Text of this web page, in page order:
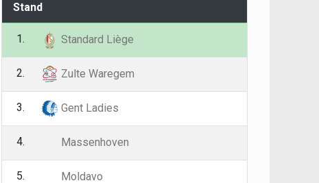
Stand
1. Standard Liège
2. Zulte Waregem
3. Gent Ladies
4. Massenhoven
5. Moldavo